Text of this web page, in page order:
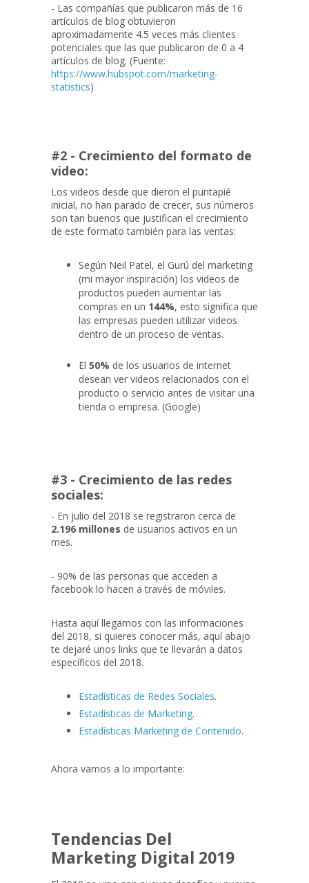
- Las compañías que publicaron más de 16
artículos de blog obtuvieron
aproximadamente 4.5 veces más clientes
potenciales que las que publicaron de 0 a 4
artículos de blog. (Fuente:
https://www.hubspot.com/marketing-
statistics)
#2 - Crecimiento del formato de
video:
Los videos desde que dieron el puntapié
inicial, no han parado de crecer, sus números
son tan buenos que justifican el crecimiento
de este formato también para las ventas:
Según Neil Patel, el Gurú del marketing
(mi mayor inspiración) los videos de
productos pueden aumentar las
compras en un 144%, esto significa que
las empresas pueden utilizar videos
dentro de un proceso de ventas.
El 50% de los usuarios de internet
desean ver videos relacionados con el
producto o servicio antes de visitar una
tienda o empresa. (Google)
#3 - Crecimiento de las redes
sociales:
- En julio del 2018 se registraron cerca de
2.196 millones de usuarios activos en un
mes.
- 90% de las personas que acceden a
facebook lo hacen a través de móviles.
Hasta aquí llegamos con las informaciones
del 2018, si quieres conocer más, aquí abajo
te dejaré unos links que te llevarán a datos
específicos del 2018.
Estadísticas de Redes Sociales.
Estadísticas de Marketing.
Estadísticas Marketing de Contenido.
Ahora vamos a lo importante:
Tendencias Del
Marketing Digital 2019